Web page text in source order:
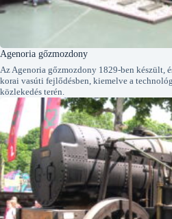
Agenoria gőzmozdony
Az Agenoria gőzmozdony 1829-ben készült,
korai vasúti fejlődésben, kiemelve a
közlekedés terén.